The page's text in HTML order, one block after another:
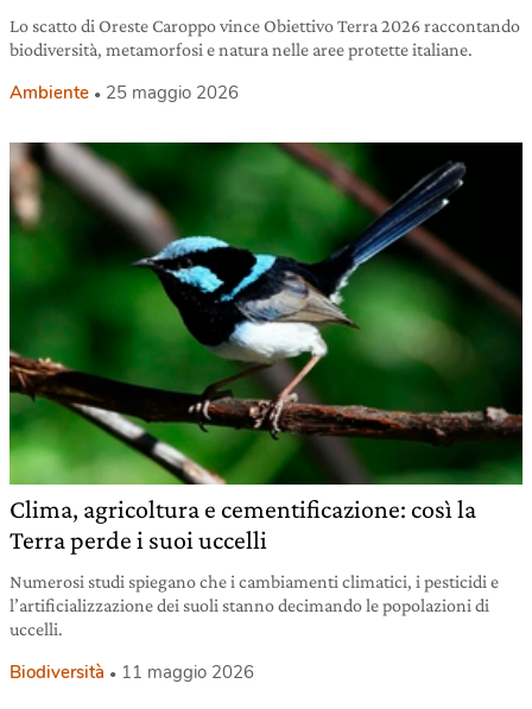
Lo scatto di Oreste Caroppo vince Obiettivo Terra 2026 raccontando
biodiversità, metamorfosi e natura nelle aree protette italiane.
Ambiente 25 maggio 2026
Clima, agricoltura e cementificazione: così la
Terra perde i suoi uccelli
Numerosi studi spiegano che i cambiamenti climatici, i pesticidi e
l’artificializzazione dei suoli stanno decimando le popolazioni di
uccelli.
Biodiversità 11 maggio 2026